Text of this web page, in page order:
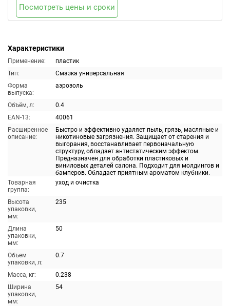
Характеристики
Применение:
пластик
Тип:
Смазка универсальная
Форма
выпуска:
аэрозоль
Объём, л:
0.4
EAN-13:
40061
Расширенное
описание:
Быстро и эффективно удаляет пыль, грязь, масляные и
никотиновые загрязнения. Защищает от старения и
выгорания, восстанавливает первоначальную
структуру, обладает антистатическим эффектом.
Предназначен для обработки пластиковых и
виниловых деталей салона. Подходит для молдингов и
бамперов. Обладает приятным ароматом клубники.
Товарная
группа:
уход и очистка
Высота
упаковки,
мм:
235
Длина
упаковки,
мм:
50
Объем
упаковки, л:
0.7
Масса, кг:
0.238
Ширина
упаковки,
мм:
54
Посмотреть цены и сроки